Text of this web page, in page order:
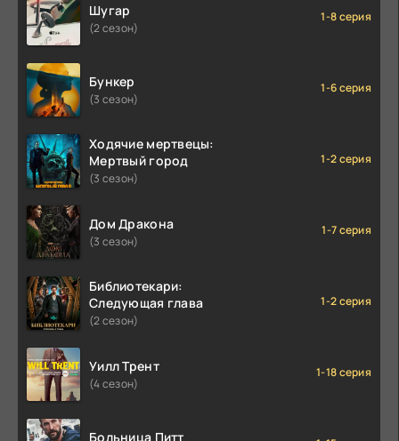
Шугар
(2 сезон)
1-8 серия
Бункер
(3 сезон)
1-6 серия
Ходячие мертвецы:
Мертвый город
(3 сезон)
1-2 серия
Дом Дракона
(3 сезон)
1-7 серия
Библиотекари:
Следующая глава
(2 сезон)
1-2 серия
Уилл Трент
(4 сезон)
1-18 серия
Больница Питт